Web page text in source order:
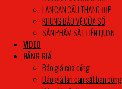
LAN CAN CẦU THANG ĐẸP
KHUNG BẢO VỆ CỬA SỔ
SẢN PHẨM SẮT LIÊN QUAN
VIDEO
BẢNG GIÁ
Báo giá cửa cổng
Báo giá lan can sắt ban công